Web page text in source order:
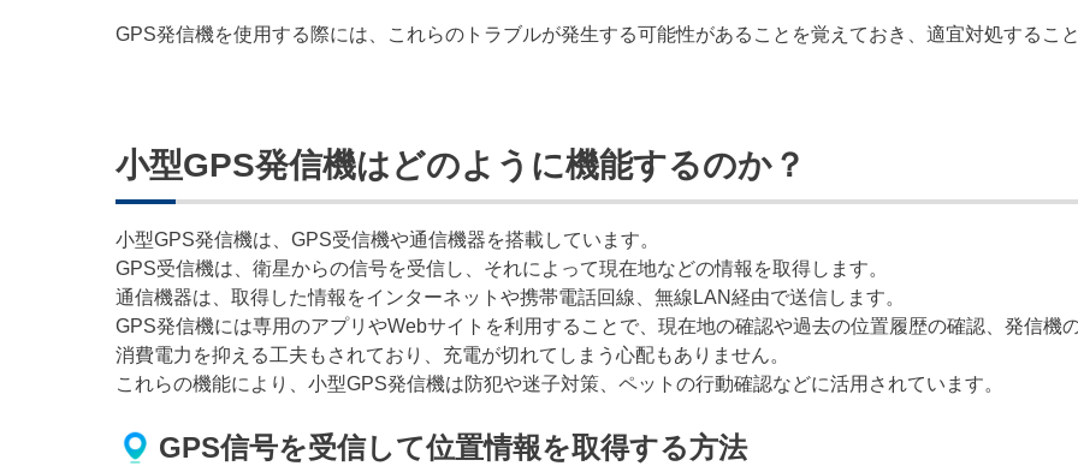
GPS発信機を使用する際には、これらのトラブルが発生する可能性があることを覚えておき、適宜対処するこ
小型GPS発信機はどのように機能するのか？
小型GPS発信機は、GPS受信機や通信機器を搭載しています。
GPS受信機は、衛星からの信号を受信し、それによって現在地などの情報を取得します。
通信機器は、取得した情報をインターネットや携帯電話回線、無線LAN経由で送信します。
GPS発信機には専用のアプリやWebサイトを利用することで、現在地の確認や過去の位置履歴の確認、発信機
消費電力を抑える工夫もされており、充電が切れてしまう心配もありません。
これらの機能により、小型GPS発信機は防犯や迷子対策、ペットの行動確認などに活用されています。
GPS信号を受信して位置情報を取得する方法